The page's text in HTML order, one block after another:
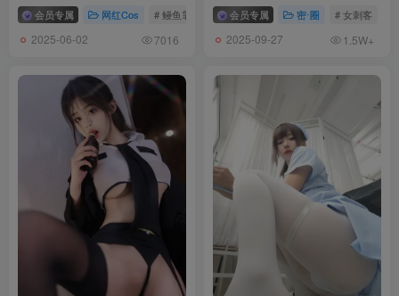
[2.4]
Umeko J – NO.187 Lucy Cyberpunk Edgerunner[103P-8V-1.95G]
Umeko J – NO.186 Merry Peach Super Mario[88P-6V-2G]
Umeko J – NO.185 Mihara Memorial Cafe[88P-6V-2.02G]
会员专属 网红Cos # 鳗鱼霏儿
2025-06-02 7016
会员专属 密⋅圈 # 女刺客
2025-09-27 1.5W+